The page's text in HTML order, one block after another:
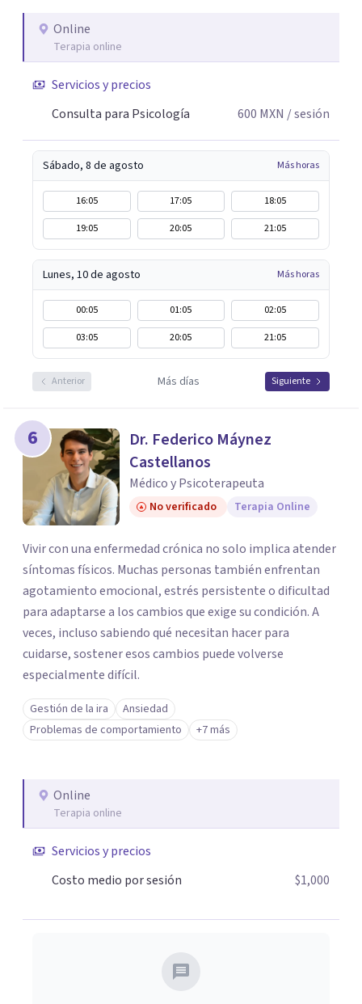
Online
Terapia online
Servicios y precios
Consulta para Psicología
600 MXN / sesión
Sábado, 8 de agosto Más horas
16:05 17:05
18:05
19:05
20:05 21:05
Lunes, 10 de agosto Más horas
00:05 01:05
02:05
03:05
20:05 21:05
Anterior Más días Siguiente
6
Dr. Federico Máynez
Castellanos
Médico y Psicoterapeuta
No verificado Terapia Online
Vivir con una enfermedad crónica no solo implica atender
síntomas físicos. Muchas personas también enfrentan
agotamiento emocional, estrés persistente o dificultad
para adaptarse a los cambios que exige su condición. A
veces, incluso sabiendo qué necesitan hacer para
cuidarse, sostener esos cambios puede volverse
especialmente difícil.
Gestión de la ira
Ansiedad
Problemas de comportamiento
+7 más
Online
Terapia online
Servicios y precios
Costo medio por sesión
$1,000